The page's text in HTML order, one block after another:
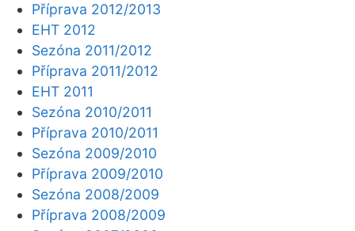
Příprava 2012/2013
EHT 2012
Sezóna 2011/2012
Příprava 2011/2012
EHT 2011
Sezóna 2010/2011
Příprava 2010/2011
Sezóna 2009/2010
Příprava 2009/2010
Sezóna 2008/2009
Příprava 2008/2009